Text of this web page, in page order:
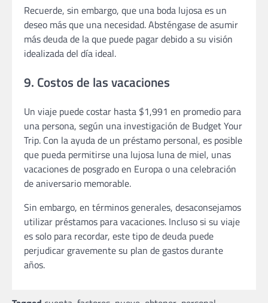
Recuerde, sin embargo, que una boda lujosa es un
deseo más que una necesidad. Absténgase de asumir
más deuda de la que puede pagar debido a su visión
idealizada del día ideal.
9. Costos de las vacaciones
Un viaje puede costar hasta $1,991 en promedio para
una persona, según una investigación de Budget Your
Trip. Con la ayuda de un préstamo personal, es posible
que pueda permitirse una lujosa luna de miel, unas
vacaciones de posgrado en Europa o una celebración
de aniversario memorable.
Sin embargo, en términos generales, desaconsejamos
utilizar préstamos para vacaciones. Incluso si su viaje
es solo para recordar, este tipo de deuda puede
perjudicar gravemente su plan de gastos durante
años.